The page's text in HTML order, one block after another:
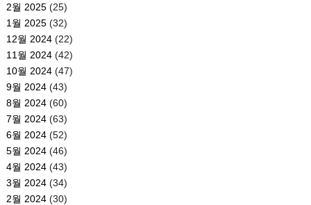
2월 2025(25)
1월 2025(32)
12월 2024(22)
11월 2024(42)
10월 2024(47)
9월 2024(43)
8월 2024(60)
7월 2024(63)
6월 2024(52)
5월 2024(46)
4월 2024(43)
3월 2024(34)
2월 2024(30)